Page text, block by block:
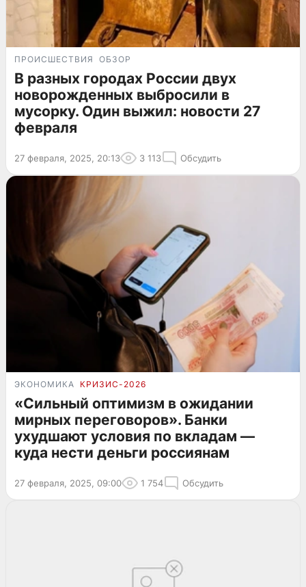
ПРОИСШЕСТВИЯ ОБЗОР
В разных городах России двух
новорожденных выбросили в
мусорку. Один выжил: новости 27
февраля
27 февраля, 2025, 20:13 3 113 Обсудить
ЭКОНОМИКА КРИЗИС-2026
«Сильный оптимизм в ожидании
мирных переговоров». Банки
ухудшают условия по вкладам —
куда нести деньги россиянам
27 февраля, 2025, 09:00 1 754 Обсудить